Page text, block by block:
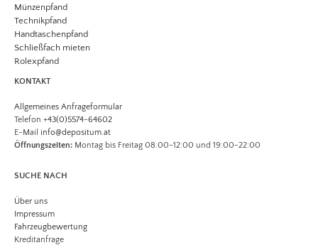
Münzenpfand
Technikpfand
​Handtaschenpfand
Schließfach mieten
​Rolexpfand
KONTAKT
Allgemeines Anfrageformular
Telefon +43(0)5574-64602
​E-Mail
info@depositum.at
Öffnungszeiten: Montag bis Freitag 08:00-12:00 und 19:00-22:00
SUCHE NACH
Über uns
Impressum
Fahrzeugbewertung
​Kreditanfrage